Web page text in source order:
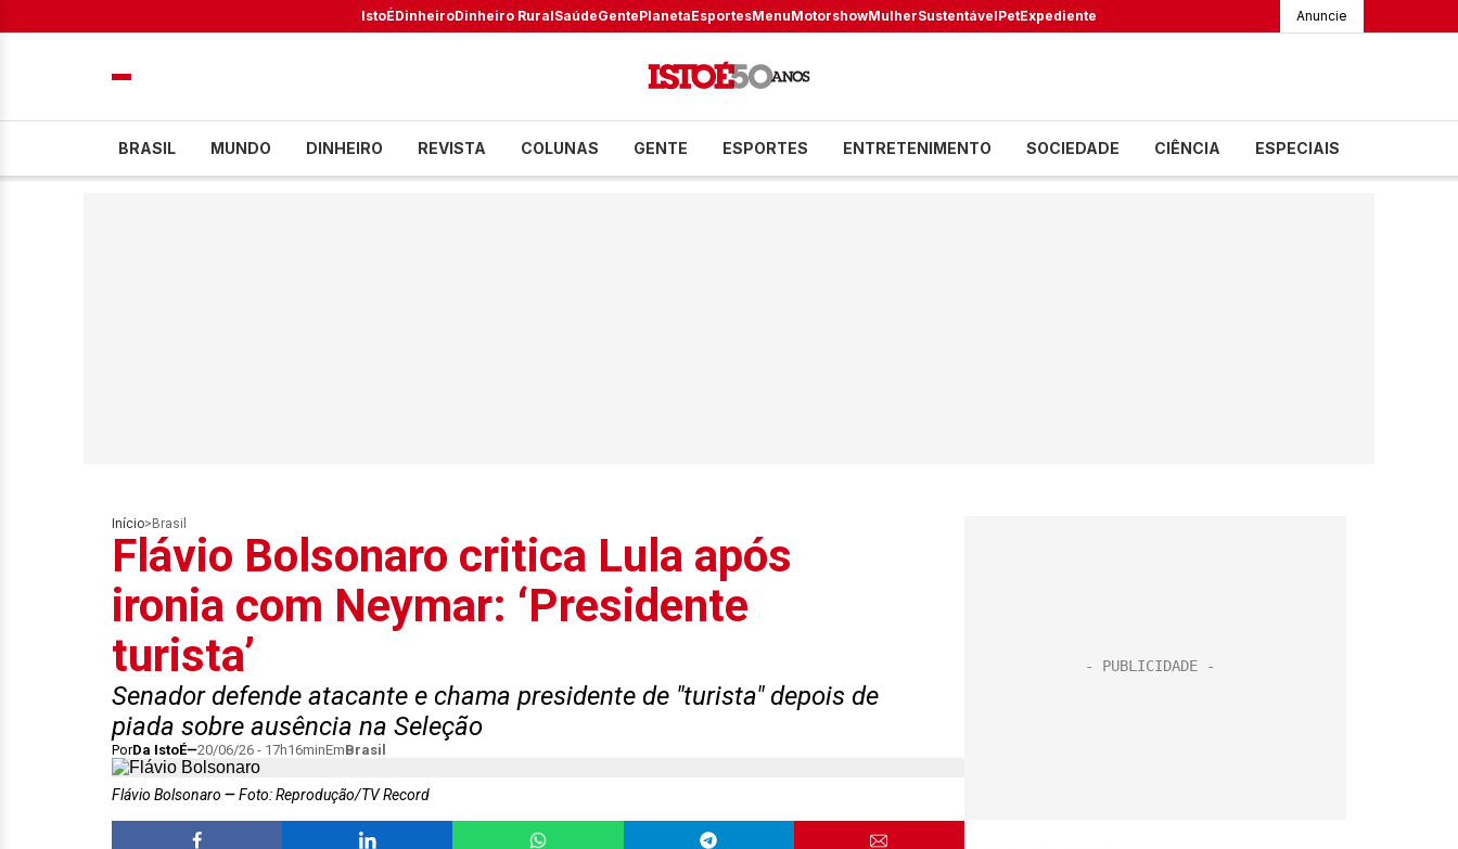
IstoÉDinheiroDinheiro RuralSaúdeGentePlanetaEsportesMenuMotorshowMulherSustentávelPetExpediente Anuncie
BRASIL MUNDO DINHEIRO REVISTA COLUNAS GENTE ESPORTES ENTRETENIMENTO SOCIEDADE CIÊNCIA ESPECIAIS
Início> Brasil
Flávio Bolsonaro critica Lula após
ironia com Neymar: ‘Presidente
turista’
Senador defende atacante e chama presidente de "turista" depois de
piada sobre ausência na Seleção
PorDa IstoÉ 20/06/26 - 17h16minEmBrasil
Flávio Bolsonaro Foto: Reprodução/TV Record